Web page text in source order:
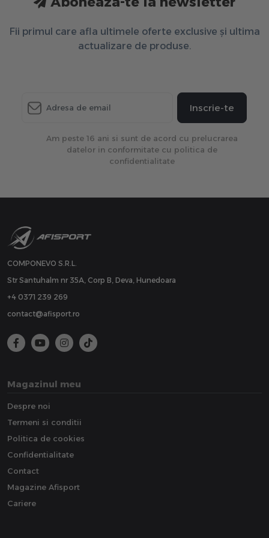
Fii primul care afla ultimele oferte exclusive și ultima
actualizare de produse.
Inscrie-te
Am peste 16 ani si sunt de acord cu prelucrarea
datelor in conformitate cu politica de
confidentialitate
COMPONEVO S.R.L.
Str Santuhalm nr 35A, Corp B, Deva, Hunedoara
+4 0371 239 269
contact@afisport.ro
Magazinul meu
Despre noi
Termeni si conditii
Politica de cookies
Confidentialitate
Contact
Magazine Afisport
Cariere